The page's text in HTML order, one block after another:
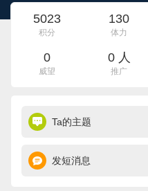
5023
积分
130
体力
0
威望
0 人
推广
Ta的主题
发短消息